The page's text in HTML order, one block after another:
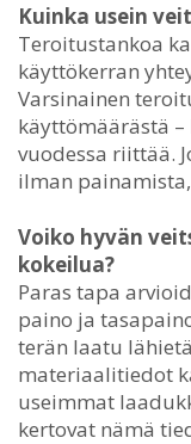
Kuinka usein
Teroitustankoa
käyttökerran
Varsinainen
käyttömäärästä
vuodessa riittää.
ilman
Voiko hyvän
kokeilua?
Paras tapa
paino ja
terän laatu
materiaalitiedot
useimmat
kertovat nämä